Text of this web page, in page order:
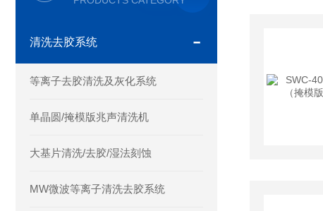
清洗去胶系统
等离子去胶清洗及灰化系统
单晶圆/掩模版兆声清洗机
大基片清洗/去胶/湿法刻蚀
MW微波等离子清洗去胶系统